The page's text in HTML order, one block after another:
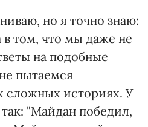
но я точно знаю:
в том, что мы даже не
на подобные
пытаемся
сложных историях. У
так: "Майдан победил,